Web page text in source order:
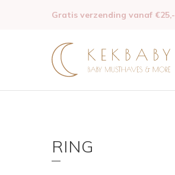
Gratis verzending vanaf €25,-
RING